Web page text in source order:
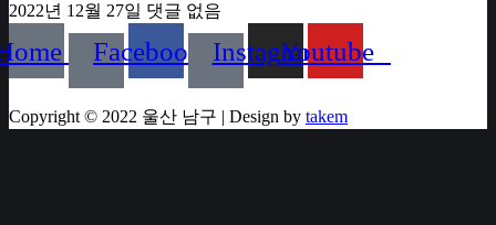
2022년 12월 27일 댓글 없음
Facebook InstagramYoutube
Copyright © 2022 울산 남구 | Design by takem